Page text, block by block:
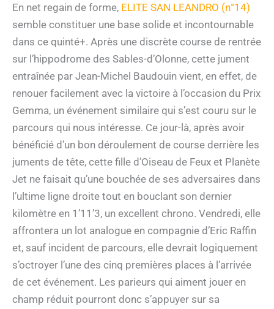
En net regain de forme, ELITE SAN LEANDRO (n°14)
semble constituer une base solide et incontournable
dans ce quinté+. Après une discrète course de rentrée
sur l’hippodrome des Sables-d’Olonne, cette jument
entraînée par Jean-Michel Baudouin vient, en effet, de
renouer facilement avec la victoire à l’occasion du Prix
Gemma, un événement similaire qui s’est couru sur le
parcours qui nous intéresse. Ce jour-là, après avoir
bénéficié d’un bon déroulement de course derrière les
juments de tête, cette fille d’Oiseau de Feux et Planète
Jet ne faisait qu’une bouchée de ses adversaires dans
l’ultime ligne droite tout en bouclant son dernier
kilomètre en 1’11’3, un excellent chrono. Vendredi, elle
affrontera un lot analogue en compagnie d’Eric Raffin
et, sauf incident de parcours, elle devrait logiquement
s’octroyer l’une des cinq premières places à l’arrivée
de cet événement. Les parieurs qui aiment jouer en
champ réduit pourront donc s’appuyer sur sa